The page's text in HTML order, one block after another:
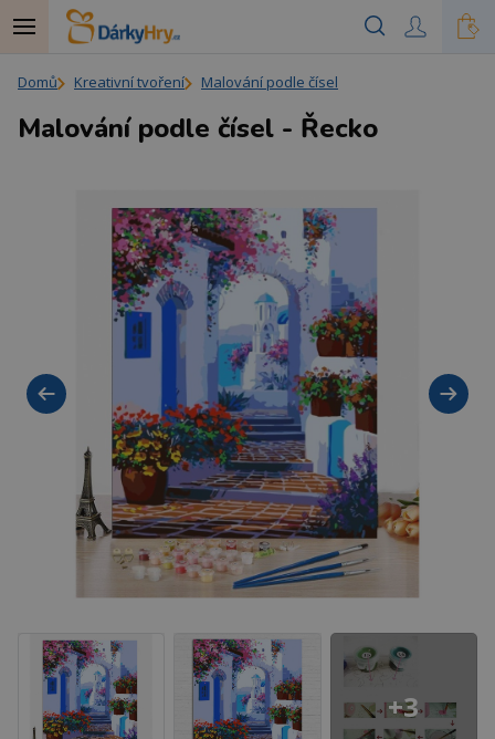
Domů Kreativní tvoření Malování podle čísel
Malování podle čísel - Řecko
+3